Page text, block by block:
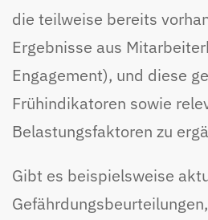
die teilweise bereits
Ergebnisse aus
Engagement), und diese
Frühindikatoren sowie
Belastungsfaktoren zu
Gibt es beispielsweise